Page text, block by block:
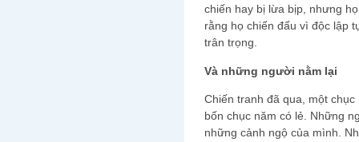
chiến hay bị lừa bịp, nhưng
rằng họ chiến đấu vì độc lập
trân trọng.
Và những người nằm lại
Chiến tranh đã qua, một
bốn chục năm có lẻ. Những
những cảnh ngộ của mình.